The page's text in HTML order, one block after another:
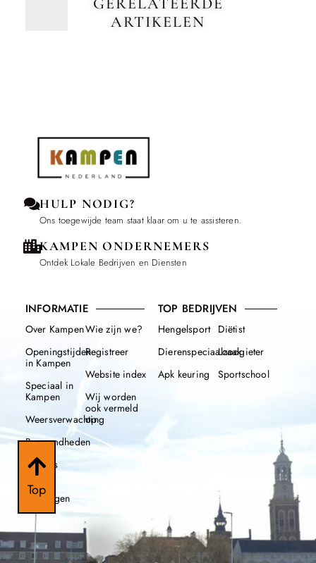
Top
ARTIKELEN
HULP NODIG?
Ons toegewijde team staat klaar om u te assisteren.
KAMPEN ONDERNEMERS
Ontdek Lokale Bedrijven en Diensten
INFORMATIE
Over Kampen
Openingstijden
in Kampen
Speciaal in
Kampen
Weersverwachting
Beroemdheden
Nieuws
112
meldingen
Wie zijn we?
Registreer
Website index
Wij worden
ook vermeld
op
TOP BEDRIJVEN
Hengelsport
Dierenspeciaalzaak
Apk keuring
Diëtist
Loodgieter
Sportschool